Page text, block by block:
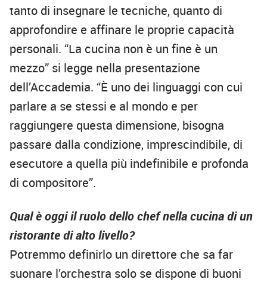
tanto di insegnare le tecniche, quanto di
approfondire e affinare le proprie capacità
personali. “La cucina non è un fine è un
mezzo” si legge nella presentazione
dell’Accademia. “È uno dei linguaggi con cui
parlare a se stessi e al mondo e per
raggiungere questa dimensione, bisogna
passare dalla condizione, imprescindibile, di
esecutore a quella più indefinibile e profonda
di compositore”.
Qual è oggi il ruolo dello chef nella cucina di un
ristorante di alto livello?
Potremmo definirlo un direttore che sa far
suonare l’orchestra solo se dispone di buoni